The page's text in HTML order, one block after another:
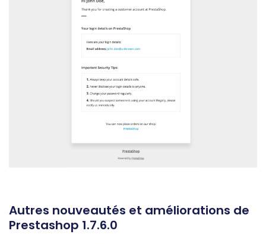
Autres nouveautés et améliorations de
Prestashop 1.7.6.0